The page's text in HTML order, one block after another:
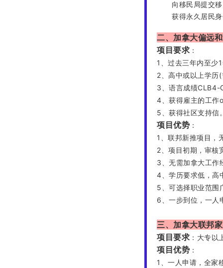
向移民局提交
获得永久居民
二、加拿大偏远
项目要求 ：
1、过去三年内至少
2、高中或以上学历
3、语言成绩CLB4-
4、获得雇主的工作
5、获得社区支持信
项目优势 ：
1、联邦新推项目，
2、项目初期，审核
3、无需加拿大工作
4、学历要求低，高
5、可选择职业范
6、一步到位，一人
三、加拿大联邦
项目要求 ：大专以
项目优势 ：
1、一人申请，全家